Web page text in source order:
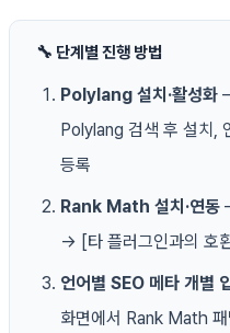
🔧 단계별 진행 방법
Polylang 설치·활성화
Polylang 검색 후 설치,
등록
Rank Math 설치·연동
→ [타 플러그인과의 호
언어별 SEO 메타 개별
화면에서 Rank Math